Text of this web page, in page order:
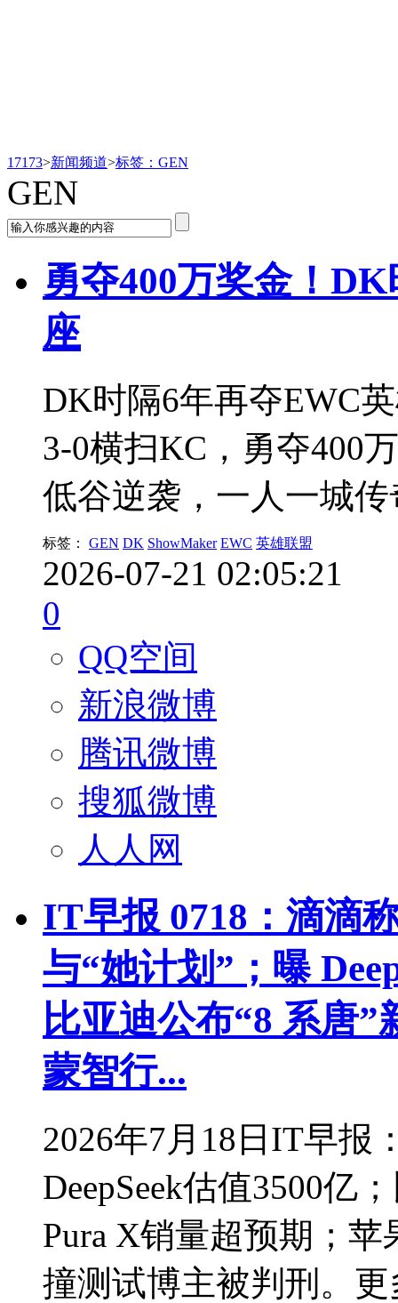
17173>新闻频道>标签：GEN
GEN
勇夺400万奖金！
座
DK时隔6年再夺EWC
3-0横扫KC，勇夺400
低谷逆袭，一人一城
标签： GEN DK ShowMaker EWC 英雄联盟
2026-07-21 02:05:21
0
QQ空间
新浪微博
腾讯微博
搜狐微博
人人网
IT早报 0718：滴滴
与“她计划”；曝
比亚迪公布“8 系唐
蒙智行...
2026年7月18日IT早报
DeepSeek估值3500亿
Pura X销量超预期；
撞测试博主被判刑。